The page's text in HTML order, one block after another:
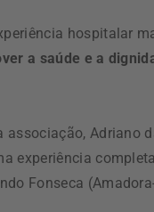
hospitalar
a saúde e a
associação, Adriano
experiência
Fonseca